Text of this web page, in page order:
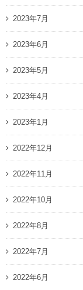
2023年7月
2023年6月
2023年5月
2023年4月
2023年1月
2022年12月
2022年11月
2022年10月
2022年8月
2022年7月
2022年6月